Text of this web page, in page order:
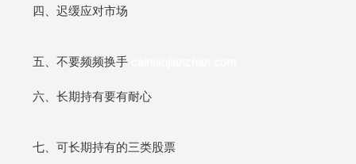
四、迟缓应对市场
五、不要频频换手
六、长期持有要有耐心
七、可长期持有的三类股票